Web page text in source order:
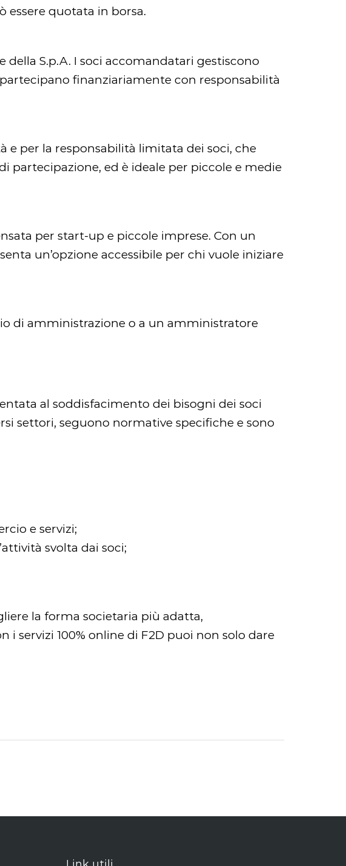
essere quotata in borsa.
della S.p.A. I soci accomandatari gestiscono
finanziariamente con responsabilità
e per la responsabilità limitata dei soci, che
partecipazione, ed è ideale per piccole e medie
per start-up e piccole imprese. Con un
un’opzione accessibile per chi vuole iniziare
di amministrazione o a un amministratore
al soddisfacimento dei bisogni dei soci
settori, seguono normative specifiche e sono
e servizi;
svolta dai soci;
la forma societaria più adatta,
servizi 100% online di F2D puoi non solo dare